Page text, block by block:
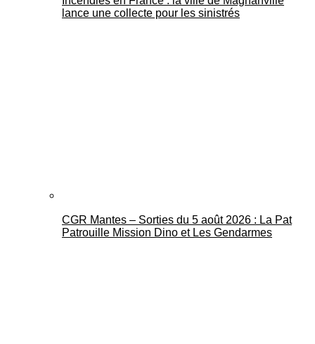
lance une collecte pour les sinistrés
CGR Mantes – Sorties du 5 août 2026 : La Pat
Patrouille Mission Dino et Les Gendarmes